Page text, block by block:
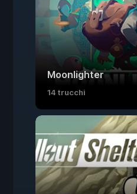
Moonlighter
14 trucchi